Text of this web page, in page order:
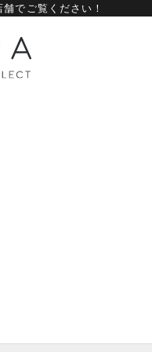
舗でご覧ください！